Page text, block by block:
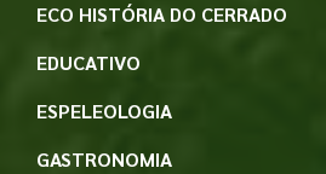
ECO HISTÓRIA DO CERRADO
EDUCATIVO
ESPELEOLOGIA
GASTRONOMIA